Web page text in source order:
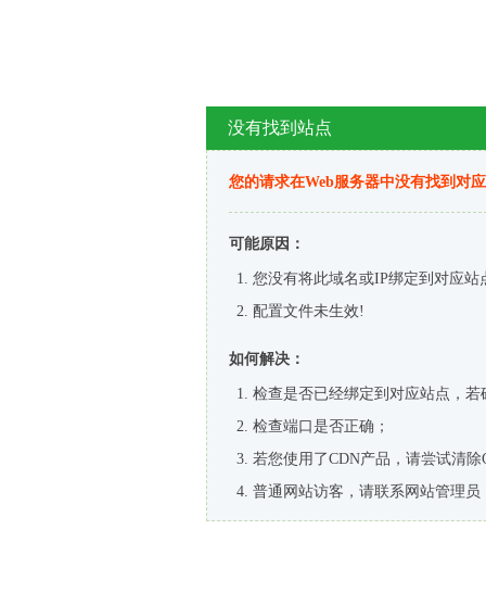
没有找到站点
您的请求在Web服务器中没有找到对
可能原因：
您没有将此域名或IP绑定到对应站
配置文件未生效!
如何解决：
检查是否已经绑定到对应站点，
检查端口是否正确；
若您使用了CDN产品，请尝试清除
普通网站访客，请联系网站管理员